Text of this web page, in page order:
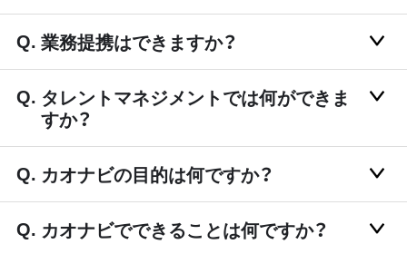
業務提携はできますか？
タレントマネジメントでは何ができま
すか？
カオナビの目的は何ですか？
カオナビでできることは何ですか？